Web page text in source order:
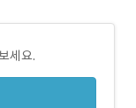
세요.